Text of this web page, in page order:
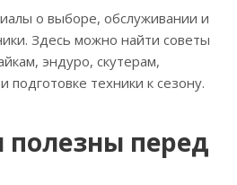
о выборе, обслуживании и
Здесь можно найти советы
эндуро, скутерам,
подготовке техники к сезону.
перед